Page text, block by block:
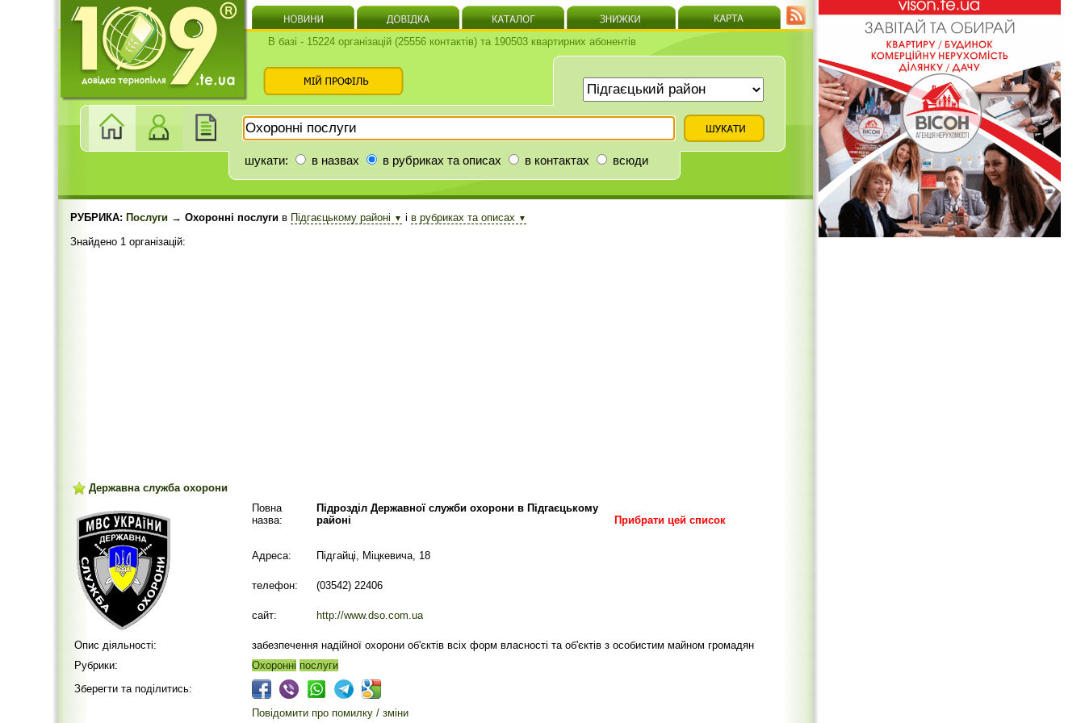
В базі - 15224 організацій (25556 контактів) та 190503 квартирних абонентів
шукати: в назвах в рубриках та описах в контактах всюди
РУБРИКА: Послуги → Охоронні послуги в Підгаєцькому районі ▼ і в рубриках та описах ▼
Знайдено 1 організацій:
Державна служба охорони
Прибрати цей список
Повна
назва:
Підрозділ Державної служби охорони в Підгаєцькому
районі
Адреса: Підгайці, Міцкевича, 18
телефон: (03542) 22406
сайт: http://www.dso.com.ua
Опис діяльності:
забезпечення надійної охорони об'єктів всіх форм власності та об'єктів з особистим майном громадян
Рубрики:
Охоронні послуги
Зберегти та поділитись:
Повідомити про помилку / зміни